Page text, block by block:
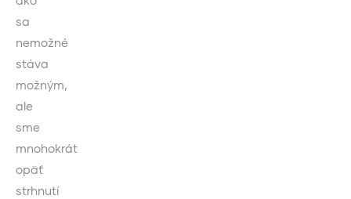
sa
nemožné
stáva
možným,
ale
sme
mnohokrát
opäť
strhnutí